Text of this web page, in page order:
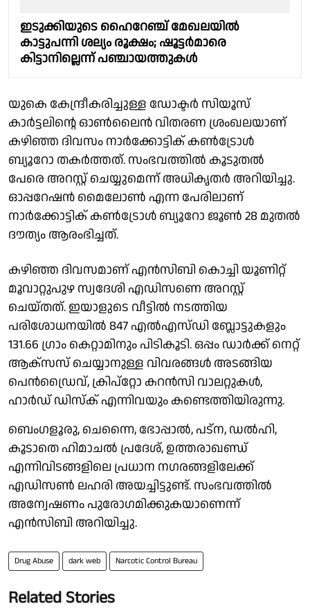
ഇടുക്കിയുടെ ഹൈറേഞ്ച് മേഖലയിൽ
കാട്ടുപന്നി ശല്യം രൂക്ഷം; ഷൂട്ടർമാരെ
കിട്ടാനില്ലെന്ന് പഞ്ചായത്തുകൾ
യുകെ കേന്ദ്രീകരിച്ചുള്ള ഡോക്ടർ സിയൂസ്
കാർട്ടലിൻ്റെ ഓൺലൈൻ വിതരണ ശ്രംഖലയാണ്
കഴിഞ്ഞ ദിവസം നാര്‍ക്കോട്ടിക് കണ്‍ട്രോള്‍
ബ്യൂറോ തകർത്തത്. സംഭവത്തിൽ കൂടുതൽ
പേരെ അറസ്റ്റ് ചെയ്യുമെന്ന് അധികൃതർ അറിയിച്ചു.
ഓപ്പറേഷൻ മൈലോൺ എന്ന പേരിലാണ്
നാര്‍ക്കോട്ടിക് കണ്‍ട്രോള്‍ ബ്യൂറോ ജൂൺ 28 മുതൽ
ദൗത്യം ആരംഭിച്ചത്.
കഴിഞ്ഞ ദിവസമാണ് എന്‍സിബി കൊച്ചി യൂണിറ്റ്
മൂവാറ്റുപുഴ സ്വദേശി എഡിസണെ അറസ്റ്റ്
ചെയ്തത്. ഇയാളുടെ വീട്ടില്‍ നടത്തിയ
പരിശോധനയില്‍ 847 എല്‍എസ്ഡി ബ്ലോട്ടുകളും
131.66 ഗ്രാം കെറ്റാമിനും പിടികൂടി. ഒപ്പം ഡാര്‍ക്ക് നെറ്റ്
ആക്സസ് ചെയ്യാനുള്ള വിവരങ്ങള്‍ അടങ്ങിയ
പെന്‍ഡ്രൈവ്, ക്രിപ്‌റ്റോ കറന്‍സി വാലറ്റുകള്‍,
ഹാര്‍ഡ് ഡിസ്ക് എന്നിവയും കണ്ടെത്തിയിരുന്നു.
ബെംഗളൂരു, ചെന്നൈ, ഭോപ്പാല്‍, പട്ന, ഡല്‍ഹി,
കൂടാതെ ഹിമാചല്‍ പ്രദേശ്, ഉത്തരാഖണ്ഡ്
എന്നിവിടങ്ങളിലെ പ്രധാന നഗരങ്ങളിലേക്ക്
എഡിസണ്‍ ലഹരി അയച്ചിട്ടുണ്ട്. സംഭവത്തിൽ
അന്വേഷണം പുരോഗമിക്കുകയാണെന്ന്
എന്‍സിബി അറിയിച്ചു.
Drug Abuse dark web Narcotic Control Bureau
Related Stories